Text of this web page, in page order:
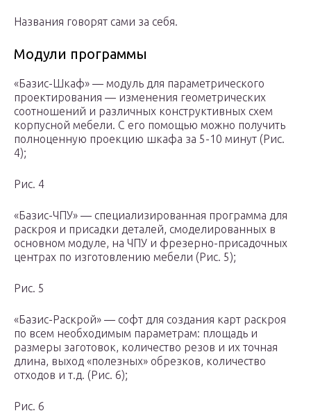
Названия говорят сами за себя.
Модули программы
«Базис-Шкаф» — модуль для параметрического
проектирования — изменения геометрических
соотношений и различных конструктивных схем
корпусной мебели. С его помощью можно получить
полноценную проекцию шкафа за 5-10 минут (Рис.
4);
Рис. 4
«Базис-ЧПУ» — специализированная программа для
раскроя и присадки деталей, смоделированных в
основном модуле, на ЧПУ и фрезерно-присадочных
центрах по изготовлению мебели (Рис. 5);
Рис. 5
«Базис-Раскрой» — софт для создания карт раскроя
по всем необходимым параметрам: площадь и
размеры заготовок, количество резов и их точная
длина, выход «полезных» обрезков, количество
отходов и т.д. (Рис. 6);
Рис. 6